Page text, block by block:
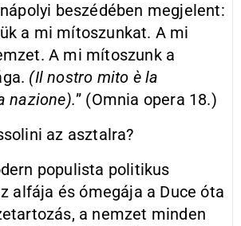
beszédében megjelent:
a mi mítoszunkat. A mi
A mi mítoszunk a
(Il nostro mito è la
nazione).” (Omnia opera 18.)
az asztalra?
populista politikus
alfája és ómegája a Duce óta
a nemzet minden